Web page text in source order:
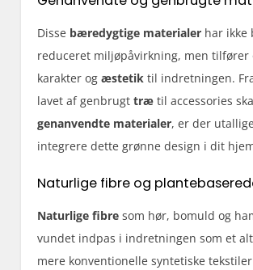
Disse bæredygtige materialer har ikke
reduceret miljøpåvirkning, men tilfører
karakter ogæstetik til indretningen.
lavet af genbrugttræ til accessories
genanvendte materialer, er der
integrere dette grønne design i dit
Naturlige fibre og
Naturlige fibre som hør, bomuld og
vundet indpas i indretningen som et
mere konventionelle syntetiske